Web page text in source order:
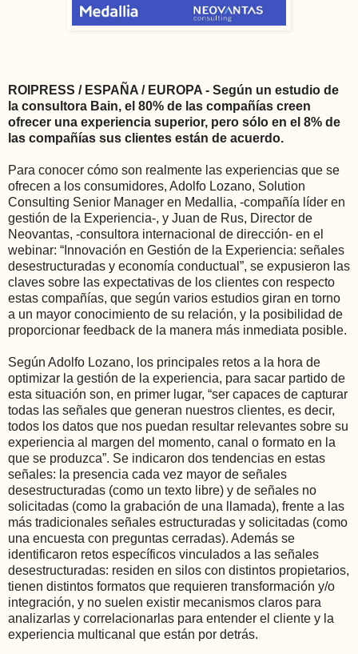
ROIPRESS / ESPAÑA / EUROPA - Según un estudio de
la consultora Bain, el 80% de las compañías creen
ofrecer una experiencia superior, pero sólo en el 8% de
las compañías sus clientes están de acuerdo.
Para conocer cómo son realmente las experiencias que se
ofrecen a los consumidores, Adolfo Lozano, Solution
Consulting Senior Manager en Medallia, -compañía líder en
gestión de la Experiencia-, y Juan de Rus, Director de
Neovantas, -consultora internacional de dirección- en el
webinar: “Innovación en Gestión de la Experiencia: señales
desestructuradas y economía conductual”, se expusieron las
claves sobre las expectativas de los clientes con respecto
estas compañías, que según varios estudios giran en torno
a un mayor conocimiento de su relación, y la posibilidad de
proporcionar feedback de la manera más inmediata posible.
Según Adolfo Lozano, los principales retos a la hora de
optimizar la gestión de la experiencia, para sacar partido de
esta situación son, en primer lugar, “ser capaces de capturar
todas las señales que generan nuestros clientes, es decir,
todos los datos que nos puedan resultar relevantes sobre su
experiencia al margen del momento, canal o formato en la
que se produzca”. Se indicaron dos tendencias en estas
señales: la presencia cada vez mayor de señales
desestructuradas (como un texto libre) y de señales no
solicitadas (como la grabación de una llamada), frente a las
más tradicionales señales estructuradas y solicitadas (como
una encuesta con preguntas cerradas). Además se
identificaron retos específicos vinculados a las señales
desestructuradas: residen en silos con distintos propietarios,
tienen distintos formatos que requieren transformación y/o
integración, y no suelen existir mecanismos claros para
analizarlas y correlacionarlas para entender el cliente y la
experiencia multicanal que están por detrás.